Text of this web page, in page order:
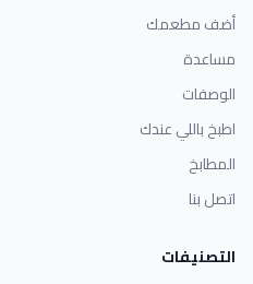
أضف مطعمك
مساعدة
الوصفات
اطبخ باللي عندك
المطابخ
اتصل بنا
التصنيفات